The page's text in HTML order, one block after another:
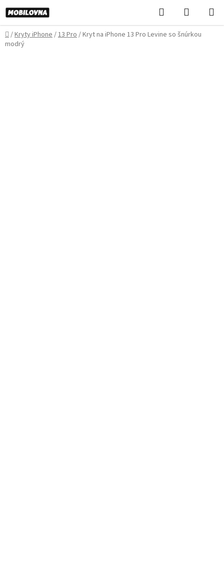
Prejsť
na
obsah
Hľadať
KOŠÍK
Domov
/Kryty iPhone/13 Pro/Kryt na iPhone 13 Pro Levine so šnúrkou
modrý